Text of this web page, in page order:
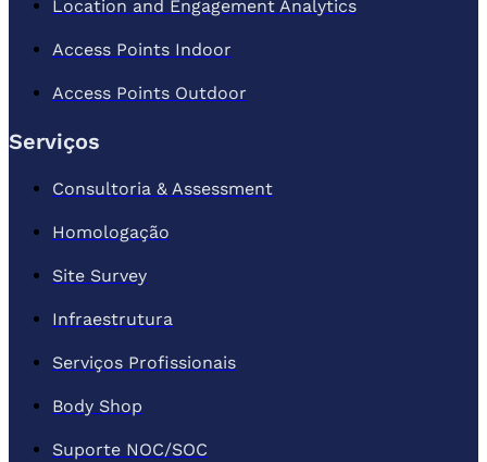
Location and Engagement Analytics
Access Points Indoor
Access Points Outdoor
Serviços
Consultoria & Assessment
Homologação
Site Survey
Infraestrutura
Serviços Profissionais
Body Shop
Suporte NOC/SOC